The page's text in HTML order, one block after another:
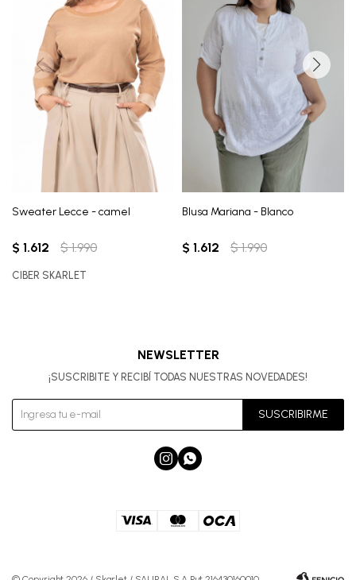
Sweater Lecce - camel
$ 1.612 $ 1.990
CIBER SKARLET
Blusa Mariana - Blanco
$ 1.612 $ 1.990
NEWSLETTER
¡SUSCRIBITE Y RECIBÍ TODAS NUESTRAS NOVEDADES!
SUSCRIBIRME
 